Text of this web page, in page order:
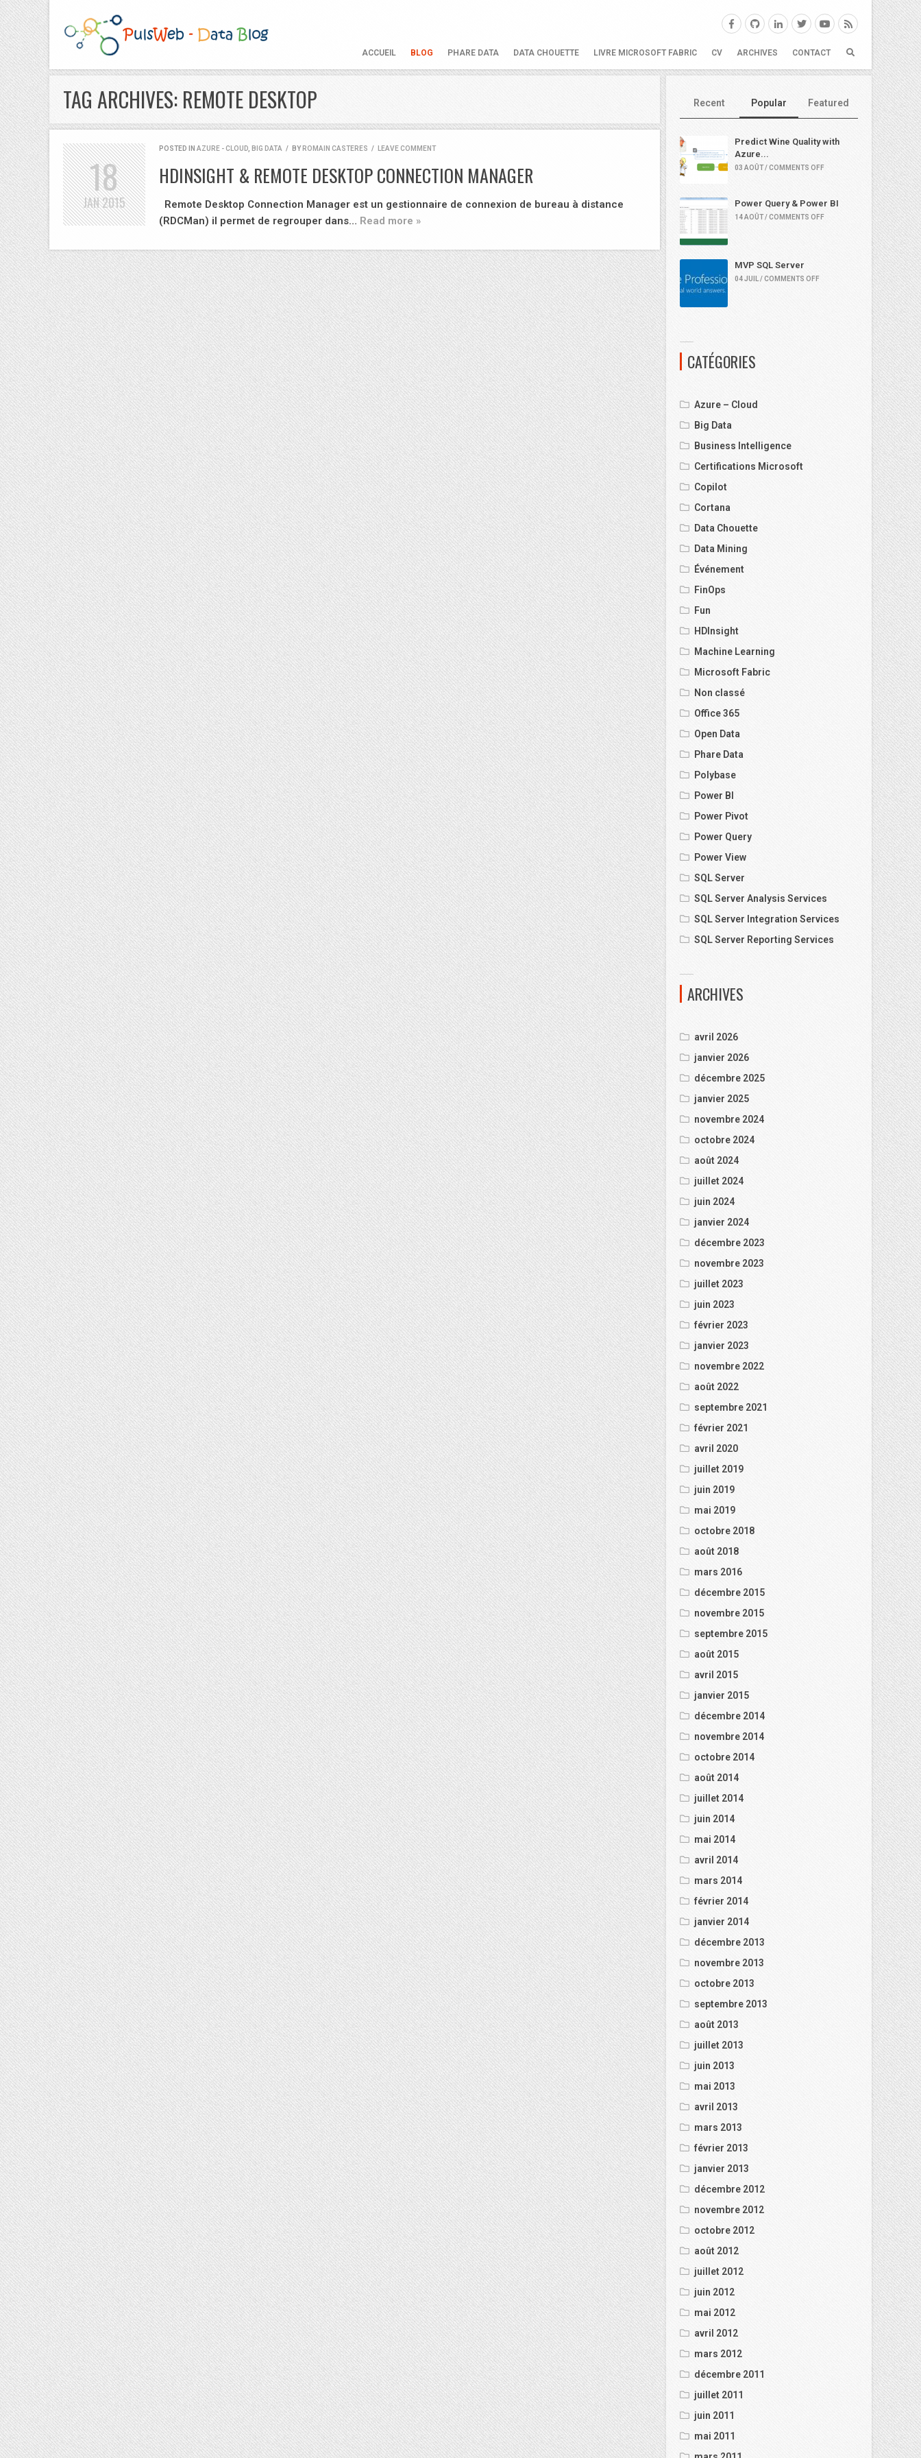
ACCUEIL BLOG PHARE DATA DATA CHOUETTE LIVRE MICROSOFT FABRIC CV ARCHIVES CONTACT
TAG ARCHIVES: REMOTE DESKTOP
POSTED IN AZURE - CLOUD BIG DATA / BY ROMAIN CASTERES / LEAVE COMMENT
HDINSIGHT & REMOTE DESKTOP CONNECTION MANAGER
Remote Desktop Connection Manager est un gestionnaire de connexion de bureau à distance
(RDCMan) il permet de regrouper dans… Read more »
18
JAN2015
Recent Popular Featured
Predict Wine Quality with
Azure...
03 AOÛT / COMMENTS OFF
Power Query & Power BI
14 AOÛT / COMMENTS OFF
MVP SQL Server
04 JUIL / COMMENTS OFF
CATÉGORIES
Azure – Cloud
Big Data
Business Intelligence
Certifications Microsoft
Copilot
Cortana
Data Chouette
Data Mining
Événement
FinOps
Fun
HDInsight
Machine Learning
Microsoft Fabric
Non classé
Office 365
Open Data
Phare Data
Polybase
Power BI
Power Pivot
Power Query
Power View
SQL Server
SQL Server Analysis Services
SQL Server Integration Services
SQL Server Reporting Services
ARCHIVES
avril 2026
janvier 2026
décembre 2025
janvier 2025
novembre 2024
octobre 2024
août 2024
juillet 2024
juin 2024
janvier 2024
décembre 2023
novembre 2023
juillet 2023
juin 2023
février 2023
janvier 2023
novembre 2022
août 2022
septembre 2021
février 2021
avril 2020
juillet 2019
juin 2019
mai 2019
octobre 2018
août 2018
mars 2016
décembre 2015
novembre 2015
septembre 2015
août 2015
avril 2015
janvier 2015
décembre 2014
novembre 2014
octobre 2014
août 2014
juillet 2014
juin 2014
mai 2014
avril 2014
mars 2014
février 2014
janvier 2014
décembre 2013
novembre 2013
octobre 2013
septembre 2013
août 2013
juillet 2013
juin 2013
mai 2013
avril 2013
mars 2013
février 2013
janvier 2013
décembre 2012
novembre 2012
octobre 2012
août 2012
juillet 2012
juin 2012
mai 2012
avril 2012
mars 2012
décembre 2011
juillet 2011
juin 2011
mai 2011